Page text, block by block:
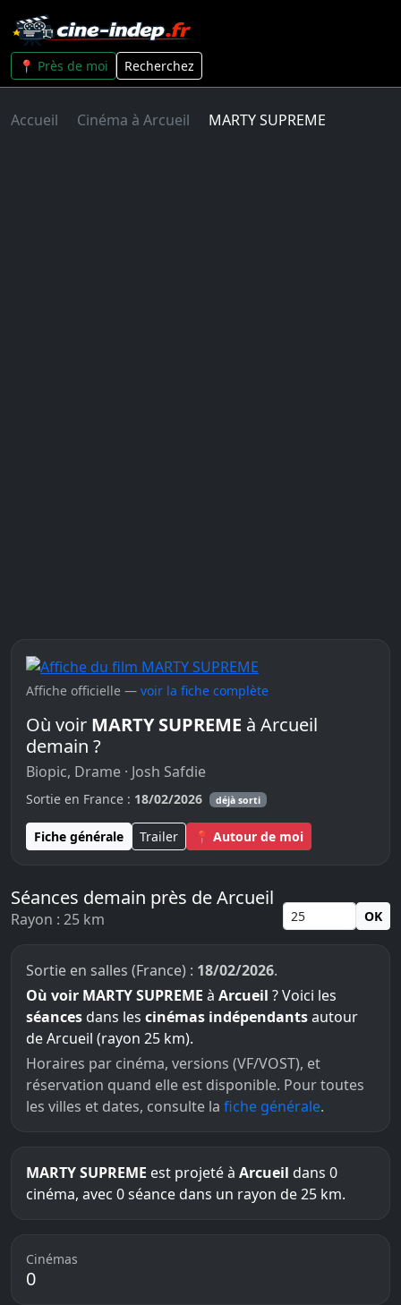
📍 Près de moi Recherchez
Accueil Cinéma à Arcueil MARTY SUPREME
Affiche officielle — voir la fiche complète
Où voir MARTY SUPREME à Arcueil
demain ?
Biopic, Drame · Josh Safdie
Sortie en France : 18/02/2026 déjà sorti
Fiche générale Trailer 📍 Autour de moi
Séances demain près de Arcueil
Rayon : 25 km OK
Sortie en salles (France) : 18/02/2026.
Où voir MARTY SUPREME à Arcueil ? Voici les
séances dans les cinémas indépendantsautour
de Arcueil (rayon 25 km).
Horaires par cinéma, versions (VF/VOST), et
réservation quand elle est disponible. Pour toutes
les villes et dates, consulte la fiche générale.
MARTY SUPREME est projeté à Arcueil dans 0
cinéma, avec 0 séance dans un rayon de 25 km.
Cinémas
0